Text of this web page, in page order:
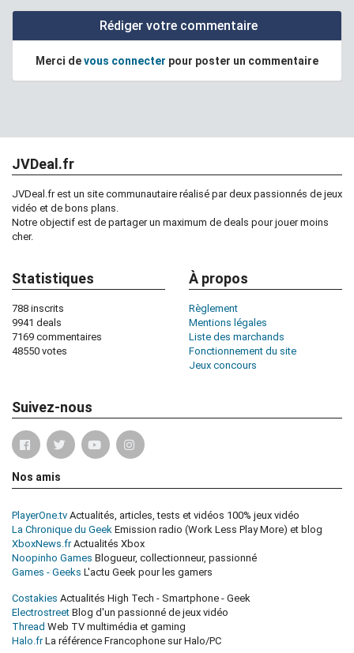
Rédiger votre commentaire
Merci devous connecter pour poster un commentaire
JVDeal.fr
JVDeal.fr est un site communautaire réalisé par deux passionnés de jeux
vidéo et de bons plans.
Notre objectif est de partager un maximum de deals pour jouer moins
cher.
Statistiques
788 inscrits
9941 deals
7169 commentaires
48550 votes
À propos
Règlement
Mentions légales
Liste des marchands
Fonctionnement du site
Jeux concours
Suivez-nous
Nos amis
PlayerOne.tv Actualités, articles, tests et vidéos 100% jeux vidéo
La Chronique du Geek Emission radio (Work Less Play More) et blog
XboxNews.frActualités Xbox
Noopinho Games Blogueur, collectionneur, passionné
Games - Geeks L'actu Geek pour les gamers
Costakies Actualités High Tech - Smartphone - Geek
Electrostreet Blog d'un passionné de jeux vidéo
Thread Web TV multimédia et gaming
Halo.frLa référence Francophone sur Halo/PC